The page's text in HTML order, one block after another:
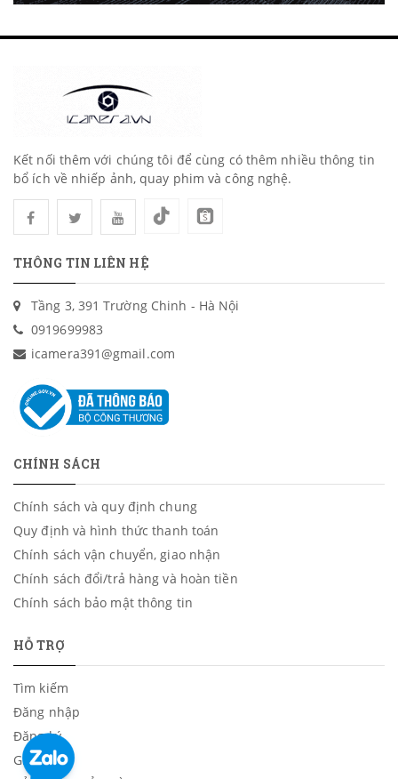
Kết nối thêm với chúng tôi để cùng có thêm nhiều thông tin
bổ ích về nhiếp ảnh, quay phim và công nghệ.
THÔNG TIN LIÊN HỆ
Tầng 3, 391 Trường Chinh - Hà Nội
0919699983
icamera391@gmail.com
CHÍNH SÁCH
Chính sách và quy định chung
Quy định và hình thức thanh toán
Chính sách vận chuyển, giao nhận
Chính sách đổi/trả hàng và hoàn tiền
Chính sách bảo mật thông tin
HỖ TRỢ
Tìm kiếm
Đăng nhập
Đăng ký
Giỏ hàng